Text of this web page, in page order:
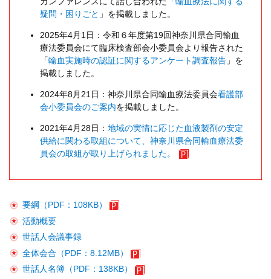
疑問・困りごと 」を掲載しました。
2025年4月1日：令和６年度第19回神奈川県合同輸血
療法委員会にて臨床検査部会小委員会より報告された
「輸血実施時の認証に関するアンケート調査報告」を
掲載しました。
2024年8月21日：神奈川県合同輸血療法委員会看護部
会小委員会のご案内を掲載しました。
2021年4月28日： 地域の実情に応じた血液製剤の安定
供給に関わる取組について、神奈川県合同輸血療法委
員会の取組が取り上げられました。
要綱（PDF：108KB）
活動概要
世話人会議事録
全体会合（PDF：8.12MB）
世話人名簿（PDF：138KB）